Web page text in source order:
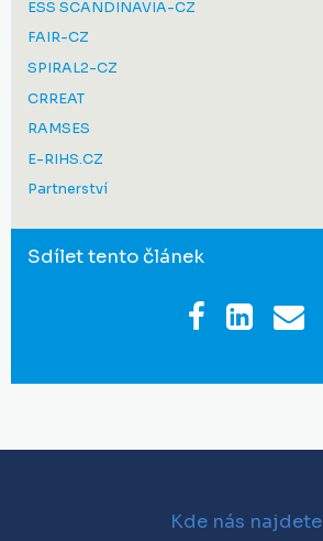
ESS SCANDINAVIA-CZ
FAIR-CZ
SPIRAL2-CZ
CRREAT
RAMSES
E-RIHS.CZ
Partnerství
Sdílet tento článek
Kde nás najdete